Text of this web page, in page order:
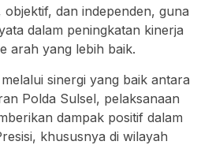
dan independen, guna
dalam peningkatan kinerja
arah yang lebih baik.
sinergi yang baik antara
Polda Sulsel, pelaksanaan
dampak positif dalam
khususnya di wilayah